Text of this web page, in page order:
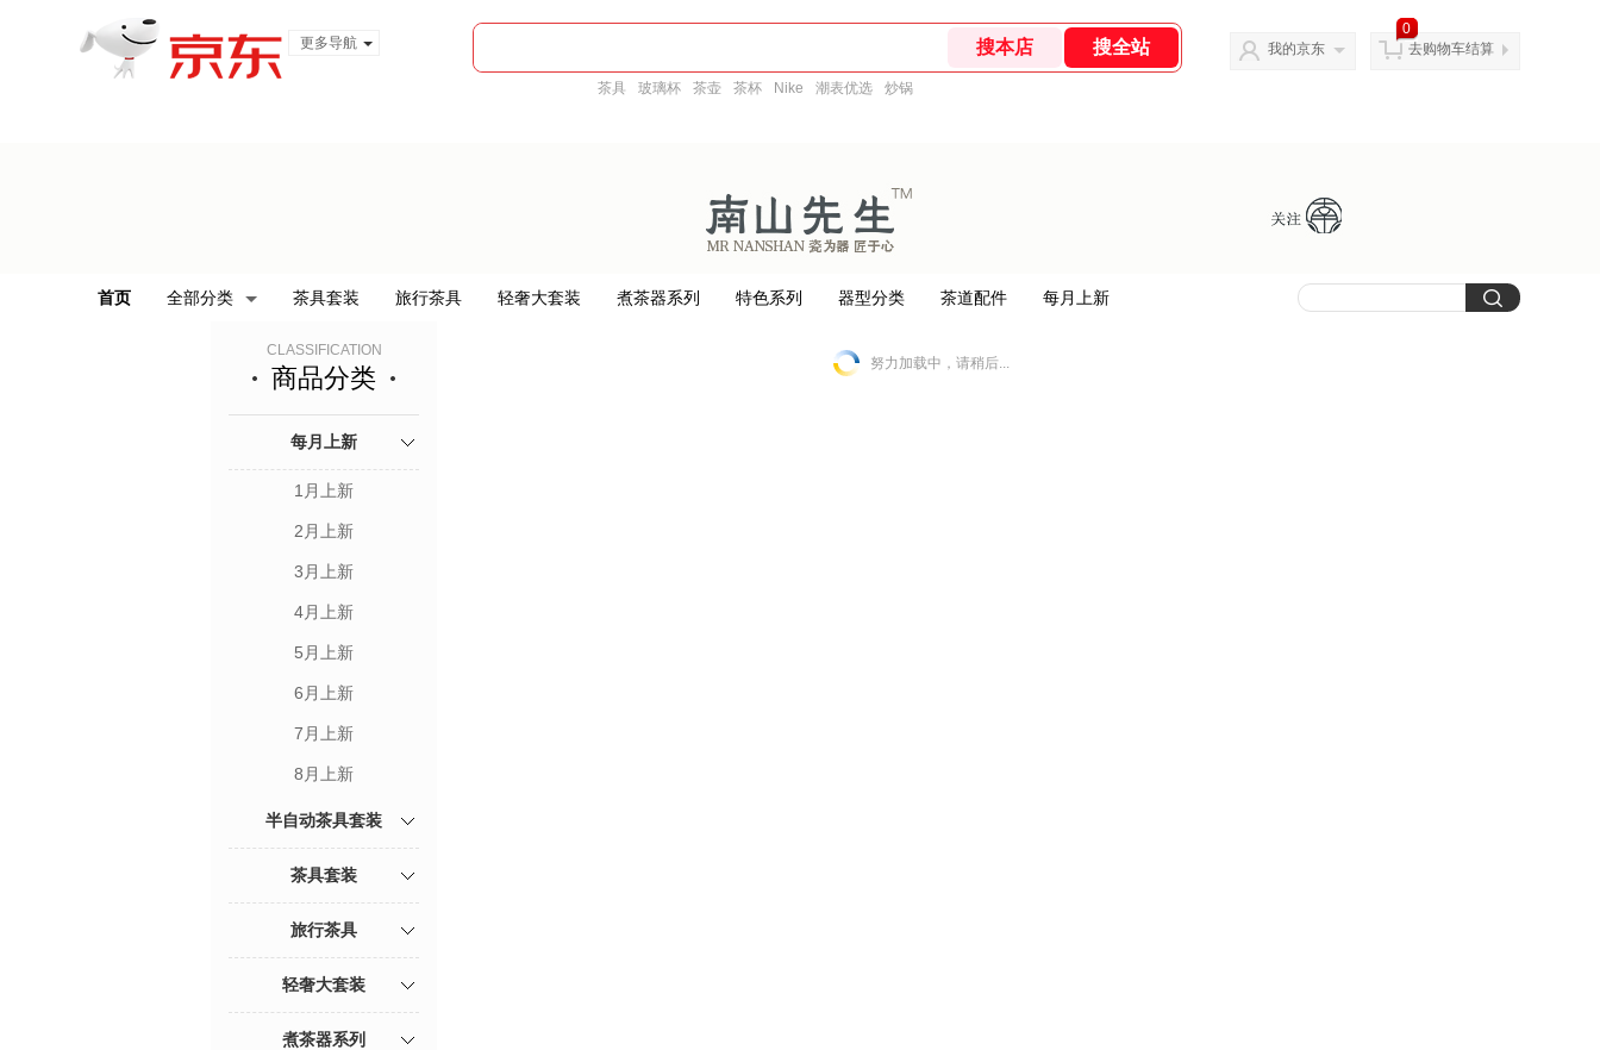
更多导航
茶具 玻璃杯 茶壶 茶杯 Nike 潮表优选 炒锅
我的京东
0
去购物车结算
首页 全部分类 茶具套装 旅行茶具 轻奢大套装 煮茶器系列 特色系列 器型分类 茶道配件 每月上新
CLASSIFICATION
商品分类
每月上新
1月上新
2月上新
3月上新
4月上新
5月上新
6月上新
7月上新
8月上新
半自动茶具套装
茶具套装
旅行茶具
轻奢大套装
煮茶器系列
努力加载中，请稍后...